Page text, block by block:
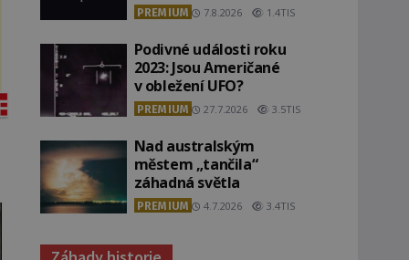
PREMIUM 7.8.2026 1.4TIS
Podivné události roku
2023: Jsou Američané
v obležení UFO?
PREMIUM 27.7.2026 3.5TIS
Nad australským
městem „tančila“
záhadná světla
PREMIUM 4.7.2026 3.4TIS